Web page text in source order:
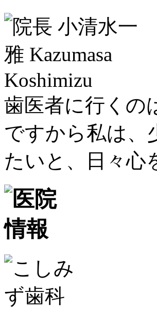
歯医者に行くの
ですから私は、
たいと、日々心